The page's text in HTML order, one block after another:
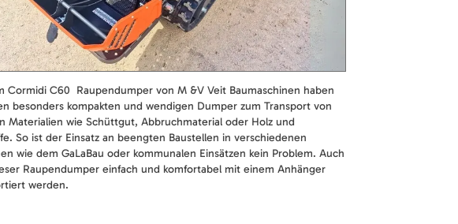
Cormidi C60 Raupendumper von M &V Veit Baumaschinen haben
besonders kompakten und wendigen Dumper zum Transport von
Materialien wie Schüttgut, Abbruchmaterial oder Holz und
So ist der Einsatz an beengten Baustellen in verschiedenen
wie dem GaLaBau oder kommunalen Einsätzen kein Problem. Auch
Raupendumper einfach und komfortabel mit einem Anhänger
werden.